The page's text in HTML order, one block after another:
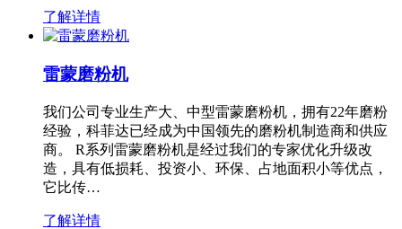
了解详情
雷蒙磨粉机
我们公司专业生产大、中型雷蒙磨粉机，拥有22年磨粉
经验，科菲达已经成为中国领先的磨粉机制造商和供应
商。 R系列雷蒙磨粉机是经过我们的专家优化升级改
造，具有低损耗、投资小、环保、占地面积小等优点，
它比传…
了解详情